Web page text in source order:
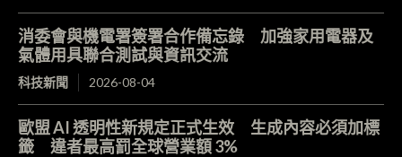
消委會與機電署簽署合作備忘錄 加強家用電器及
氣體用具聯合測試與資訊交流
科技新聞 2026-08-04
歐盟 AI 透明性新規定正式生效 生成內容必須加標
籤 違者最高罰全球營業額 3%